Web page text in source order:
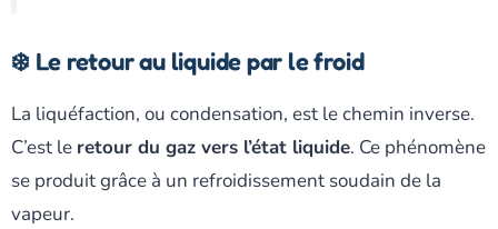
❄️ Le retour au liquide par le froid
La liquéfaction, ou condensation, est le chemin inverse.
C’est le retour du gaz vers l’état liquide. Ce phénomène
se produit grâce à un refroidissement soudain de la
vapeur.